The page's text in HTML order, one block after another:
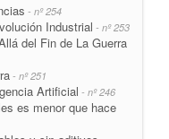
- nº 254
Industrial - nº 253
del Fin de La Guerra
- nº 251
Artificial - nº 246
es menor que hace